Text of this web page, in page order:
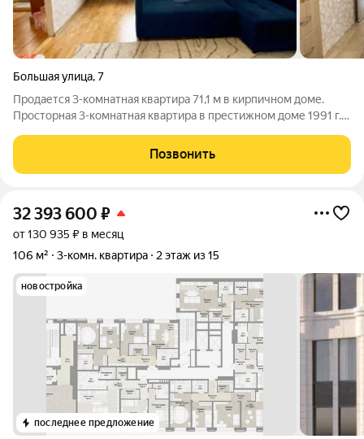
Большая улица,7
Продается 3-комнатная квартира 71,1 м в кирпичном доме.
Просторная 3-комнатная квартира в престижном доме 1991 г.
семьи с детьми. Характеристики объекта: Этаж: 8/10
(кирпичный дом, 1991 г.
Позвонить
32 393 600 ₽
от 130 935 ₽ в месяц
106 м²
3-комн. квартира 2 этаж из 15
новостройка
последнее предложение